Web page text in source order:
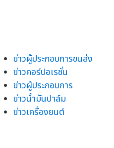
ข่าวผู้ประกอบการขนส่ง
ข่าวคอร์ปอเรชั่น
ข่าวผู้ประกอบการ
ข่าวน้ำมันปาล์ม
ข่าวเครื่องยนต์